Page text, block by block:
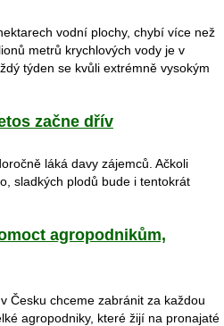
vodní plochy, chybí více než
metrů krychlových vody je v
týden se kvůli extrémně vysokým
začne dřív
láká davy zájemců. Ačkoli
sladkých plodů bude i tentokrát
agropodnikům,
Česku chceme zabránit za každou
agropodniky, které žijí na pronajaté